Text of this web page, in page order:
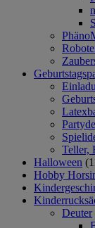
Teller,
Halloween
Hobby
Deuter